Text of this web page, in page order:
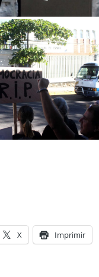
X Imprimir